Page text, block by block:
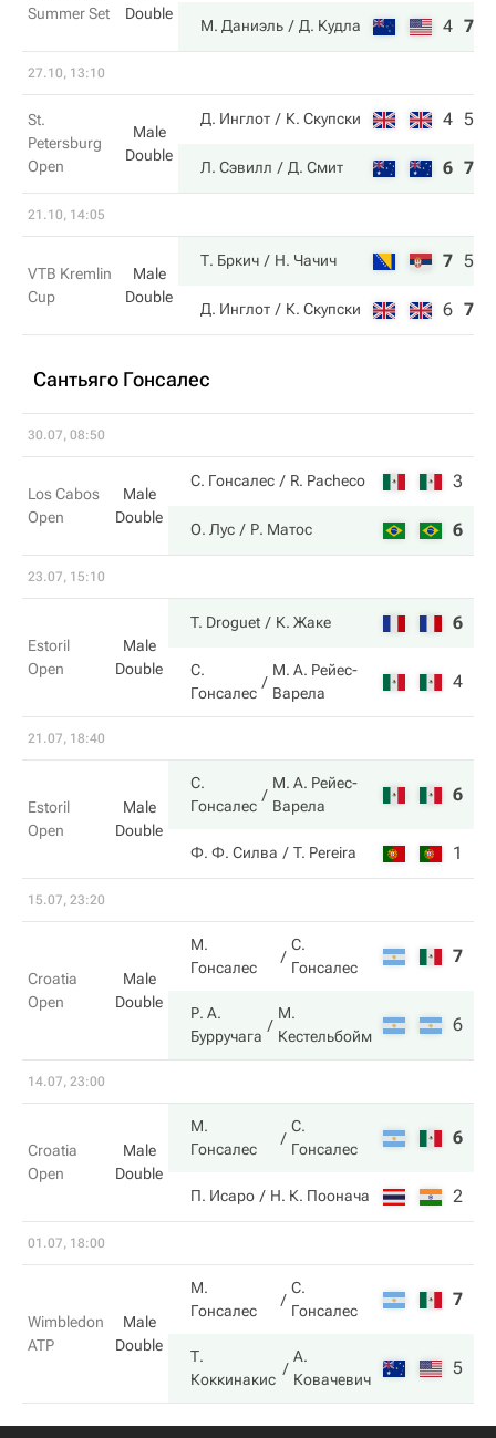
Summer Set
Double
М. Даниэль Д. Кудла 4 7
27.10, 13:10
St.
Petersburg
Open
Male
Double
Д. Инглот К. Скупски 4 5
Л. Сэвилл Д. Смит 6 7
21.10, 14:05
VTB Kremlin
Cup
Male
Double
Т. Бркич Н. Чачич 7 5
Д. Инглот К. Скупски 6 7
Сантьяго Гонсалес
30.07, 08:50
Los Cabos
Open
Male
Double
С. Гонсалес R. Pacheco 3
О. Лус Р. Матос 6
23.07, 15:10
Estoril
Open
Male
Double
T. Droguet К. Жаке 6
С.
Гонсалес
М. А. Рейес-
Варела
4
21.07, 18:40
Estoril
Open
Male
Double
С.
Гонсалес
М. А. Рейес-
Варела
6
Ф. Ф. Силва T. Pereira 1
15.07, 23:20
Croatia
Open
Male
Double
М.
Гонсалес
С.
Гонсалес
7
Р. А.
Бурручага
М.
Кестельбойм
6
14.07, 23:00
Croatia
Open
Male
Double
М.
Гонсалес
С.
Гонсалес
6
П. Исаро Н. К. Поонача 2
01.07, 18:00
Wimbledon
ATP
Male
Double
М.
Гонсалес
С.
Гонсалес
7
Т.
Коккинакис
А.
Ковачевич
5